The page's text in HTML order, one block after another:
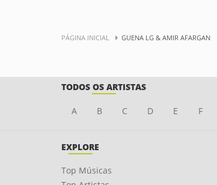
PÁGINA INICIAL GUENA LG & AMIR AFARGAN
TODOS OS ARTISTAS
A B C D E F
EXPLORE
Top Músicas